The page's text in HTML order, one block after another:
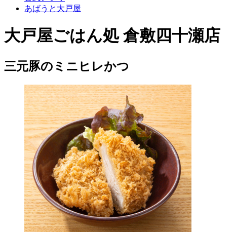
あばうと大戸屋
大戸屋ごはん処 倉敷四十瀬店
三元豚のミニヒレかつ